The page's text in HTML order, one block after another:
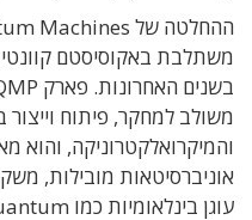
משתלבת באקוסיסטם
משולב למחקר, פיתוח
והמיקרואלקטרוניקה, והוא
אוניברסיטאות מובילות,